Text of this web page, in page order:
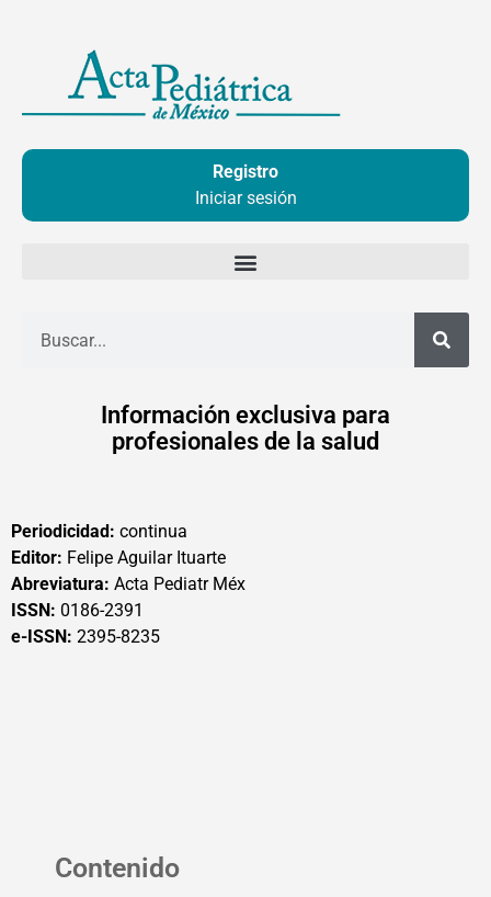
contenido
Registro
Iniciar sesión
Información exclusiva para
profesionales de la salud
Periodicidad: continua
Editor: Felipe Aguilar Ituarte
Abreviatura: Acta Pediatr Méx
ISSN: 0186-2391
e-ISSN: 2395-8235
Contenido